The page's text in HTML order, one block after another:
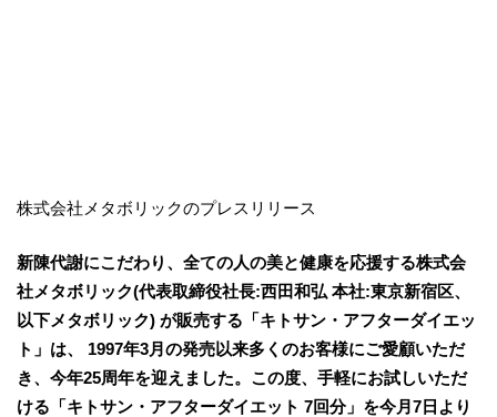
株式会社メタボリックのプレスリリース
新陳代謝にこだわり、全ての人の美と健康を応援する株式会
社メタボリック(代表取締役社長:西田和弘 本社:東京新宿区、
以下メタボリック) が販売する「キトサン・アフターダイエッ
ト」は、 1997年3月の発売以来多くのお客様にご愛顧いただ
き、今年25周年を迎えました。この度、手軽にお試しいただ
ける「キトサン・アフターダイエット 7回分」を今月7日より